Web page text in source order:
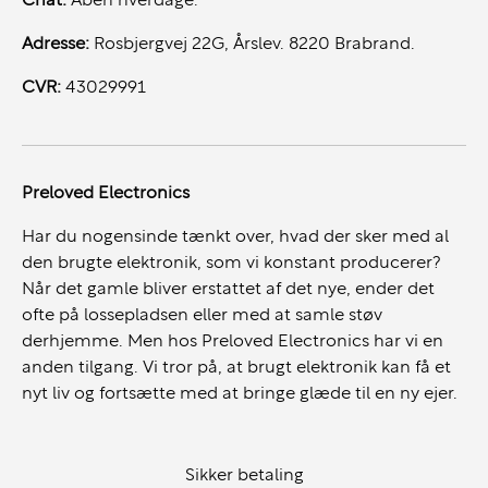
Forretnings- og ERP-systemer
Softwareudvikling
arbejdsoplevelse, selv ved høj belastning.
32GB RAM – bygget til professionelle workflows
Med hele 32GB RAM får du rigelig kapacitet til
moderne arbejdsopgaver:
Mange programmer åbne samtidig
Professionelle arbejdsapplikationer
Adresse: Rosbjergvej 22G, Årslev. 8220 Brabrand.
CVR: 43029991
Preloved Electronics
Har du nogensinde tænkt over, hvad der sker med al
den brugte elektronik, som vi konstant producerer?
Når det gamle bliver erstattet af det nye, ender det
ofte på lossepladsen eller med at samle støv
derhjemme. Men hos Preloved Electronics har vi en
anden tilgang. Vi tror på, at brugt elektronik kan få et
nyt liv og fortsætte med at bringe glæde til en ny ejer.
Sikker betaling